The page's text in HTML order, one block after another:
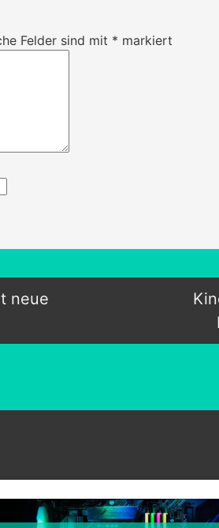
Felder sind mit * markiert
neue